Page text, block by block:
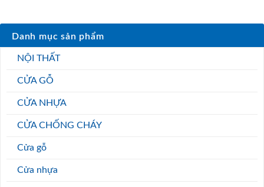
Danh mục sản phẩm
NỘI THẤT
CỬA GỖ
CỬA NHỰA
CỬA CHỐNG CHÁY
Cửa gỗ
Cửa nhựa